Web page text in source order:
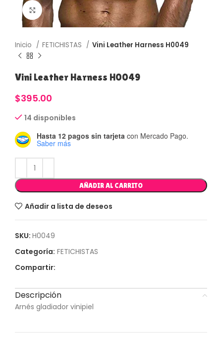
Haga Click para agrandar
Inicio FETICHISTAS Vini Leather Harness H0049
Vini Leather Harness H0049
$395.00
14 disponibles
Hasta 12 pagos sin tarjeta con Mercado Pago.
Saber más
AÑADIR AL CARRITO
Añadir a lista de deseos
SKU: H0049
Categoría: FETICHISTAS
Compartir:
Descripción
Arnés gladiador vinipiel